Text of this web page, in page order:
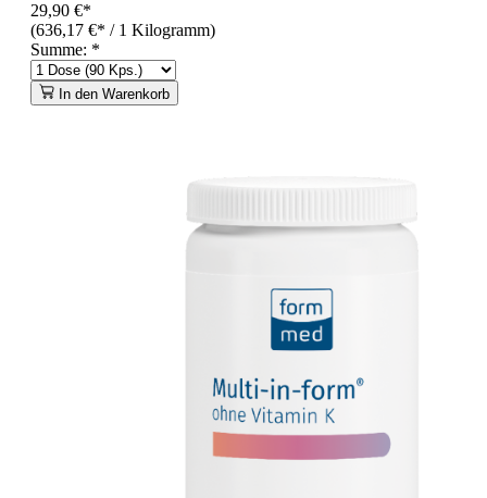
29,90 €*
(636,17 €* / 1 Kilogramm)
Summe: *
In den Warenkorb